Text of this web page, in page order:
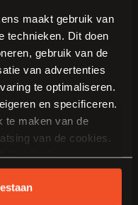
maakt gebruik van
technieken. Dit doen
gebruik van de
van advertenties
te optimaliseren.
en specificeren.
te maken van de
van de cookies.
gebruik van
Keukens vind je
keukens in
van persoonlijk